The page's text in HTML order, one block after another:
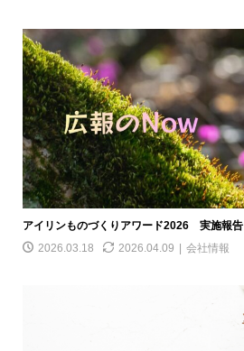
アイリンものづくりアワード2026 実施報告
2026.03.18
2026.04.09 会社情報